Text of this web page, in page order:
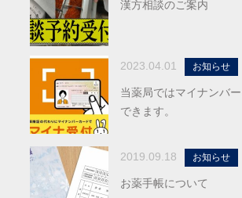
漢方相談のご案内
2023.04.01 お知らせ
当薬局ではマイナンバ
できます。
2019.09.18 お知らせ
お薬手帳について